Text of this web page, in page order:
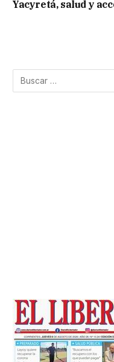
Yacyretá, salud y